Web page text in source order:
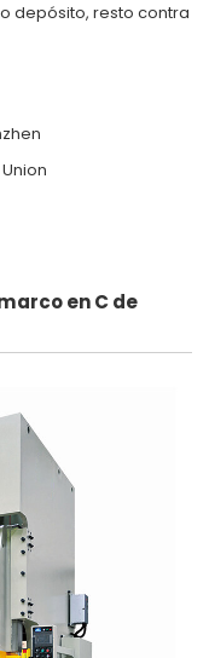
depósito, resto contra
en C de